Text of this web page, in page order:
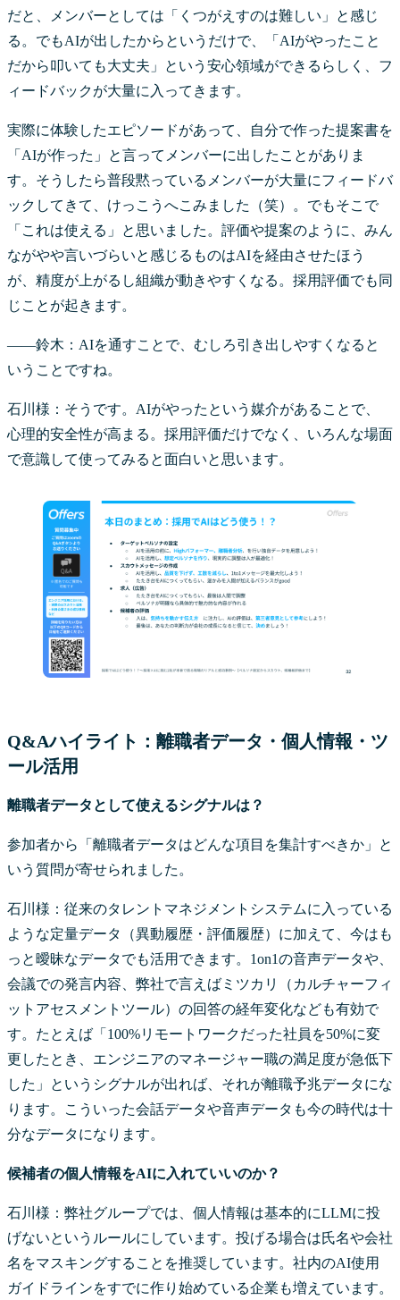
だと、メンバーとしては「くつがえすのは難しい」と感じ
る。でもAIが出したからというだけで、「AIがやったこと
だから叩いても大丈夫」という安心領域ができるらしく、フ
ィードバックが大量に入ってきます。
実際に体験したエピソードがあって、自分で作った提案書を
「AIが作った」と言ってメンバーに出したことがありま
す。そうしたら普段黙っているメンバーが大量にフィードバ
ックしてきて、けっこうへこみました（笑）。でもそこで
「これは使える」と思いました。評価や提案のように、みん
ながやや言いづらいと感じるものはAIを経由させたほう
が、精度が上がるし組織が動きやすくなる。採用評価でも同
じことが起きます。
――鈴木：AIを通すことで、むしろ引き出しやすくなると
いうことですね。
石川様：そうです。AIがやったという媒介があることで、
心理的安全性が高まる。採用評価だけでなく、いろんな場面
で意識して使ってみると面白いと思います。
Q&Aハイライト：離職者データ・個人情報・ツ
ール活用
離職者データとして使えるシグナルは？
参加者から「離職者データはどんな項目を集計すべきか」と
いう質問が寄せられました。
石川様：従来のタレントマネジメントシステムに入っている
ような定量データ（異動履歴・評価履歴）に加えて、今はも
っと曖昧なデータでも活用できます。1on1の音声データや、
会議での発言内容、弊社で言えばミツカリ（カルチャーフィ
ットアセスメントツール）の回答の経年変化なども有効で
す。たとえば「100%リモートワークだった社員を50%に変
更したとき、エンジニアのマネージャー職の満足度が急低下
した」というシグナルが出れば、それが離職予兆データにな
ります。こういった会話データや音声データも今の時代は十
分なデータになります。
候補者の個人情報をAIに入れていいのか？
石川様：弊社グループでは、個人情報は基本的にLLMに投
げないというルールにしています。投げる場合は氏名や会社
名をマスキングすることを推奨しています。社内のAI使用
ガイドラインをすでに作り始めている企業も増えています。